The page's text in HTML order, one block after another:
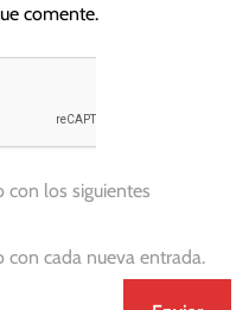
comente.
con los siguientes
con cada nueva entrada.